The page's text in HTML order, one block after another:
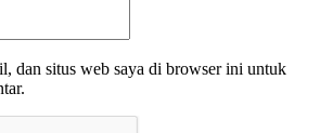
dan situs web saya di browser ini untuk